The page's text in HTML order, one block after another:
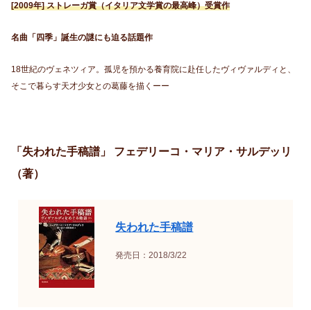
[2009年] ストレーガ賞（イタリア文学賞の最高峰）受賞作
名曲「四季」誕生の謎にも迫る話題作
18世紀のヴェネツィア。孤児を預かる養育院に赴任したヴィヴァルディと、
そこで暮らす天才少女との葛藤を描くーー
「失われた手稿譜」 フェデリーコ・マリア・サルデッリ
（著）
失われた手稿譜
発売日：2018/3/22